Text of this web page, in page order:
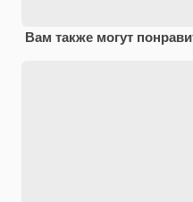
Вам также могут